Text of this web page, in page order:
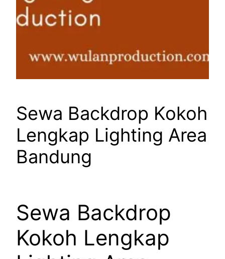
Sewa Backdrop Kokoh
Lengkap Lighting Area
Bandung
Sewa Backdrop
Kokoh Lengkap